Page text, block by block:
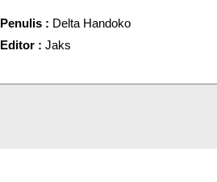
Penulis : Delta Handoko
Editor : Jaks